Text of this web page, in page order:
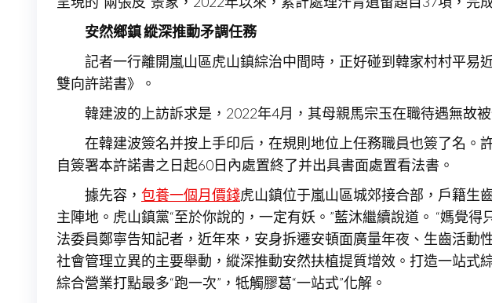
安然鄉鎮縱深推動矛調任務
記者一行離開嵐山區虎山鎮綜治中間時，正好碰到韓家村村平
雙向許諾書》。
韓建波的上訪訴求是，2022年4月，其母親馬宗玉在職待遇無故
在韓建波簽名并按上手印后，在規則地位上任務職員也簽了名。
自簽署本許諾書之日起60日內處置終了并出具書面處置看法書。
據先容， 包養一個月價錢虎山鎮位于嵐山區城郊接合部，戶籍生
主陣地。虎山鎮黨“至於你說的，一定有妖。”藍沐繼續說道。 “媽覺
法委員鄭寧告知記者，近年來，安身拆遷安頓面廣量年夜、生齒活動
社會管理立異的主要舉動，縱深推動安然扶植提質增效。打造一站
綜合營業打點最多“跑一次”，牴觸膠葛“一站式”化解。